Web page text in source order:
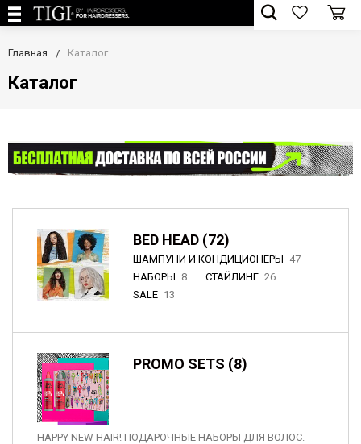
Главная Каталог
Каталог
BED HEAD (72)
ШАМПУНИ И КОНДИЦИОНЕРЫ 47
НАБОРЫ 8 СТАЙЛИНГ 26
SALE 13
PROMO SETS (8)
HAPPY NEW HAIR! ПОДАРОЧНЫЕ НАБОРЫ ДЛЯ ВОЛОС.